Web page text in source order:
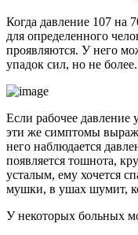
Когда давление 107 на
для определенного
проявляются. У него
упадок сил, но не более.
Если рабочее давление
эти же симптомы
него наблюдается
появляется тошнота,
усталым, ему хочется
мушки, в ушах шумит,
У некоторых больных